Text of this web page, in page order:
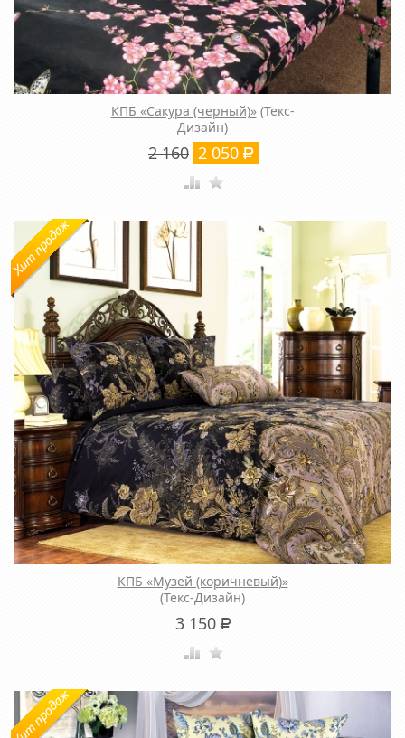
КПБ «Сакура (черный)» (Текс-
Дизайн)
2 160 2 050 Р
КПБ «Музей (коричневый)»
(Текс-Дизайн)
3 150 Р